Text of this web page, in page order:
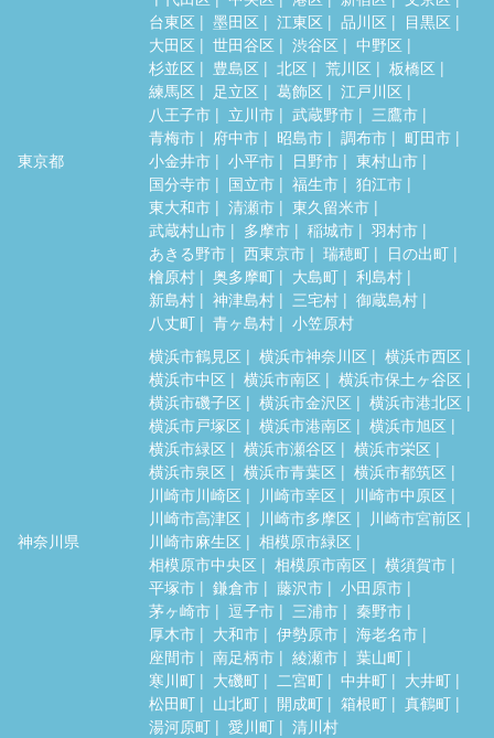
東京都
台東区
墨田区 江東区 品川区
目黒区
大田区
世田谷区 渋谷区
中野区
杉並区
豊島区 北区 荒川区
板橋区
練馬区
足立区 葛飾区
江戸川区
八王子市
立川市 武蔵野市
三鷹市
青梅市
府中市 昭島市 調布市
町田市
小金井市
小平市 日野市
東村山市
国分寺市
国立市 福生市
狛江市
東大和市
清瀬市
東久留米市
武蔵村山市
多摩市 稲城市
羽村市
あきる野市
西東京市 瑞穂町
日の出町
檜原村
奥多摩町 大島町
利島村
新島村
神津島村 三宅村
御蔵島村
八丈町
青ヶ島村 小笠原村
神奈川県
横浜市鶴見区 横浜市神奈川区
横浜市西区
横浜市中区
横浜市南区
横浜市保土ヶ谷区
横浜市磯子区
横浜市金沢区
横浜市港北区
横浜市戸塚区
横浜市港南区
横浜市旭区
横浜市緑区
横浜市瀬谷区
横浜市栄区
横浜市泉区
横浜市青葉区
横浜市都筑区
川崎市川崎区
川崎市幸区
川崎市中原区
川崎市高津区
川崎市多摩区
川崎市宮前区
川崎市麻生区
相模原市緑区
相模原市中央区
相模原市南区
横須賀市
平塚市
鎌倉市 藤沢市
小田原市
茅ヶ崎市
逗子市 三浦市
秦野市
厚木市
大和市 伊勢原市
海老名市
座間市
南足柄市 綾瀬市
葉山町
寒川町
大磯町 二宮町 中井町
大井町
松田町
山北町 開成町 箱根町
真鶴町
湯河原町
愛川町 清川村